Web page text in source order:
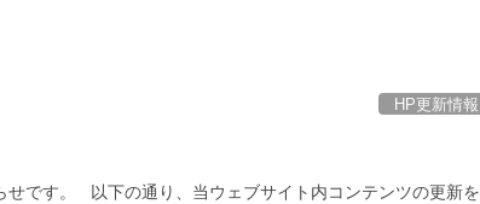
HP更新情報
せです。 以下の通り、当ウェブサイト内コンテンツの更新を